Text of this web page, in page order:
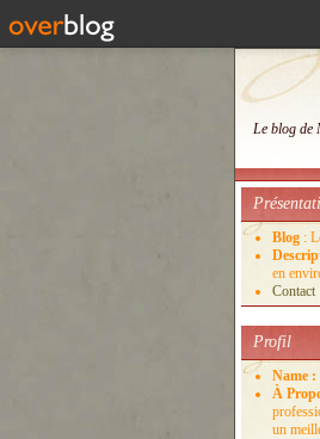
Le blog de
Blog :
en
Contact
Profil
Name :
À
un